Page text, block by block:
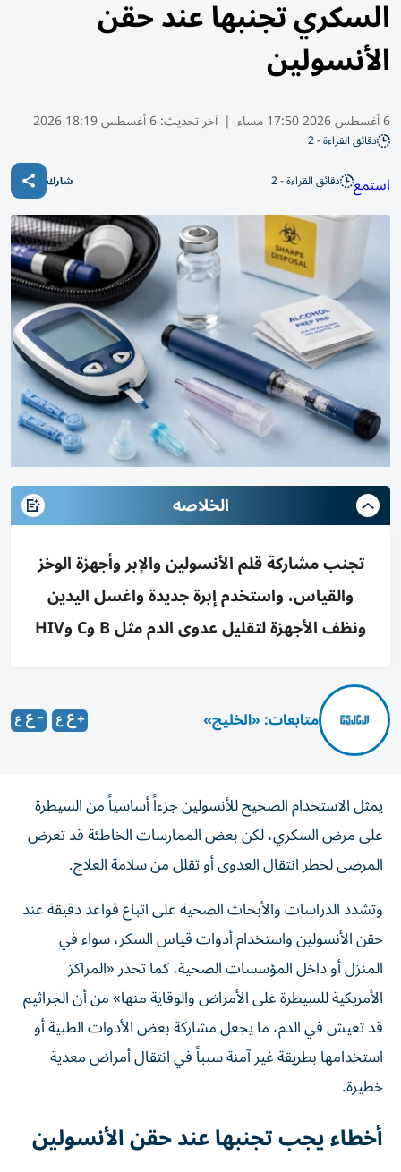
السكري تجنبها عند حقن
الأنسولين
6 أغسطس 2026 17:50 مساء | آخر تحديث:6 أغسطس 18:19 2026
دقائق القراءة - 2
استمع دقائق القراءة - 2 شارك
الخلاصه
تجنب مشاركة قلم الأنسولين والإبر وأجهزة الوخز
والقياس، واستخدم إبرة جديدة واغسل اليدين
ونظف الأجهزة لتقليل عدوى الدم مثل B وC وHIV
متابعات: «الخليج»
يمثل الاستخدام الصحيح للأنسولين جزءاً أساسياً من السيطرة
على مرض السكري، لكن بعض الممارسات الخاطئة قد تعرض
المرضى لخطر انتقال العدوى أو تقلل من سلامة العلاج.
وتشدد الدراسات والأبحاث الصحية على اتباع قواعد دقيقة عند
حقن الأنسولين واستخدام أدوات قياس السكر، سواء في
المنزل أو داخل المؤسسات الصحية، كما تحذر «المراكز
الأمريكية للسيطرة على الأمراض والوقاية منها» من أن الجراثيم
قد تعيش في الدم، ما يجعل مشاركة بعض الأدوات الطبية أو
استخدامها بطريقة غير آمنة سبباً في انتقال أمراض معدية
خطيرة.
أخطاء يجب تجنبها عند حقن الأنسولين